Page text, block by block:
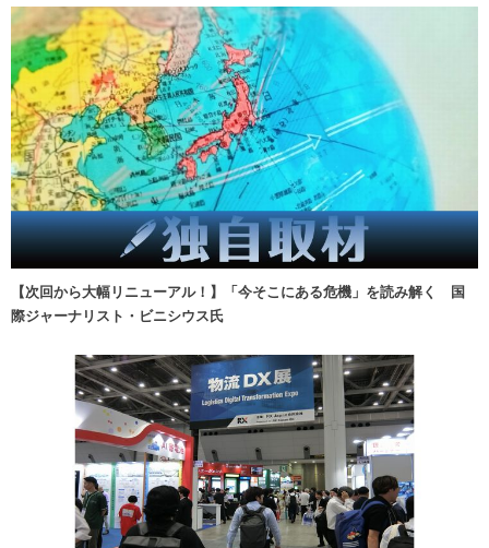
【次回から大幅リニューアル！】「今そこにある危機」を読み解く 国
際ジャーナリスト・ビニシウス氏